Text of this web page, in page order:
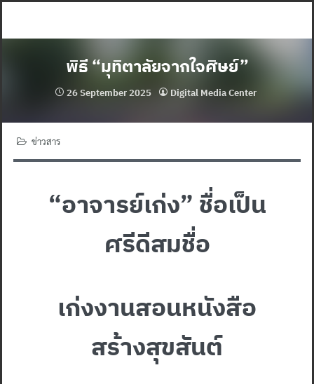
พิธี “มุทิตาลัยจากใจศิษย์”
26 September 2025 Digital Media Center
ข่าวสาร
“อาจารย์เก่ง” ชื่อเป็น
ศรีดีสมชื่อ
เก่งงานสอนหนังสือ
สร้างสุขสันต์